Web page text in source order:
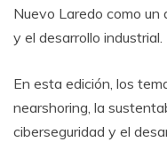
Nuevo Laredo como
y el desarrollo industrial.
En esta edición, los
nearshoring, la
ciberseguridad y el